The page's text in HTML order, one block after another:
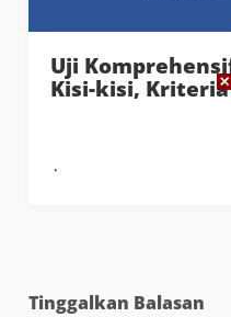
Uji
Kisi-kisi,
Tinggalkan Balasan